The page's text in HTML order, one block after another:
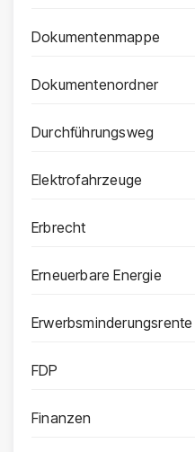
Dokumentenmappe
Dokumentenordner
Durchführungsweg
Elektrofahrzeuge
Erbrecht
Erneuerbare Energie
Erwerbsminderungsrente
FDP
Finanzen